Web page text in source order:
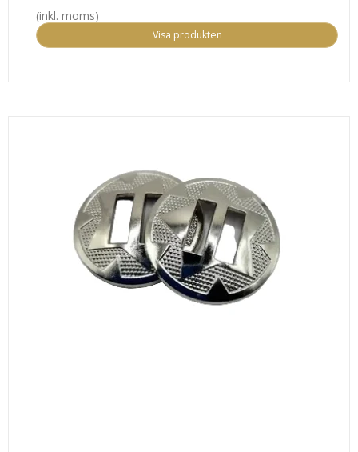
(inkl. moms)
Visa produkten